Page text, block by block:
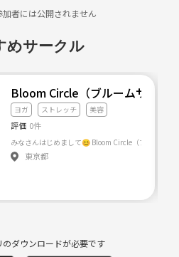
サークルもそんな感じになればいいな
者には公開されません
めサークル
Bloom Circle（ブルームサー
ヨガ ストレッチ 美容
評価 0件
東京都
のダウンロードが必要です